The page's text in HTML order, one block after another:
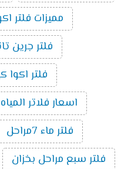
مميزات فلتر اكوا
فلتر جرين تاتش
فلتر اكوا كيارا 7
اسعار فلاتر المياه 7 مراحل اكوا فيت
فلتر ماء 7مراحل
فلتر سبع مراحل بخزان